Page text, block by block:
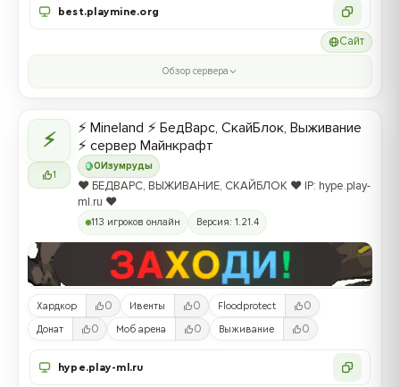
best.playmine.org
Сайт
Обзор сервера
⚡
1
0 Изумруды
⚡ Mineland ⚡ БедВарс, СкайБлок, Выживание
⚡ сервер Майнкрафт
❤️ БЕДВАРС, ВЫЖИВАНИЕ, СКАЙБЛОК ❤️ IP: hype.play-
ml.ru ❤️
113 игроков онлайн Версия: 1.21.4
Хардкор 0 Ивенты 0 Floodprotect 0
Донат 0 Моб арена 0 Выживание 0
hype.play-ml.ru